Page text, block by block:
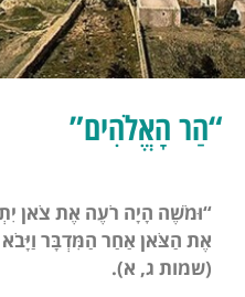
“הַר הָאֱלֹהִים”
“וּמֹשֶׁה הָיָה רֹעֶה אֶת צֹאן
אֶת הַצֹּאן אַחַר הַמִּדְבָּר
(שמות ג, א).